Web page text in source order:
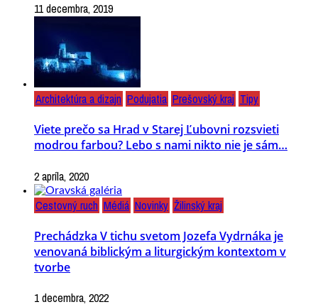
11 decembra, 2019
Architektúra a dizajn Podujatia Prešovský kraj Tipy
Viete prečo sa Hrad v Starej Ľubovni rozsvieti
modrou farbou? Lebo s nami nikto nie je sám…
2 apríla, 2020
Cestovný ruch Médiá Novinky Žilinský kraj
Prechádzka V tichu svetom Jozefa Vydrnáka je
venovaná biblickým a liturgickým kontextom v
tvorbe
1 decembra, 2022